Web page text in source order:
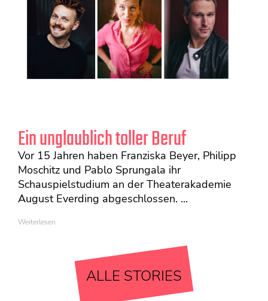
Ein unglaublich toller Beruf
Vor 15 Jahren haben Franziska Beyer, Philipp
Moschitz und Pablo Sprungala ihr
Schauspielstudium an der Theaterakademie
August Everding abgeschlossen. ...
Weiterlesen
ALLE STORIES